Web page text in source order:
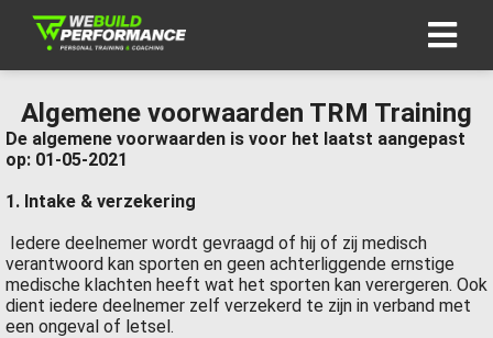
Algemene voorwaarden TRM Training
De algemene voorwaarden is voor het laatst aangepast
op: 01-05-2021
1. Intake & verzekering
Iedere deelnemer wordt gevraagd of hij of zij medisch
verantwoord kan sporten en geen achterliggende ernstige
medische klachten heeft wat het sporten kan verergeren. Ook
dient iedere deelnemer zelf verzekerd te zijn in verband met
een ongeval of letsel.